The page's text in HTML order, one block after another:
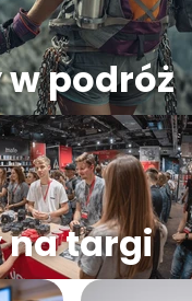
w podróż
na targi